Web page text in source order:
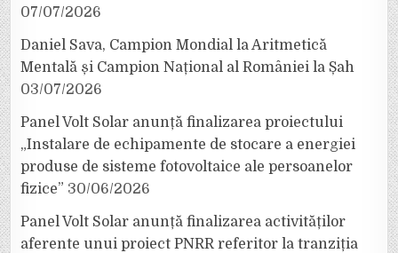
07/07/2026
Daniel Sava, Campion Mondial la Aritmetică
Mentală și Campion Național al României la Șah
03/07/2026
Panel Volt Solar anunță finalizarea proiectului
„Instalare de echipamente de stocare a energiei
produse de sisteme fotovoltaice ale persoanelor
fizice” 30/06/2026
Panel Volt Solar anunță finalizarea activităților
aferente unui proiect PNRR referitor la tranziția